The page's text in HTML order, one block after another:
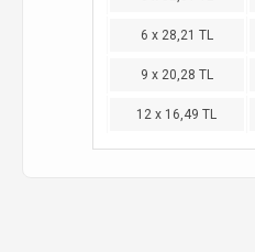
6 x 28,21 TL
9 x 20,28 TL
12 x 16,49 TL